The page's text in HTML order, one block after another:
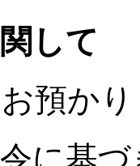
して
預か
に基